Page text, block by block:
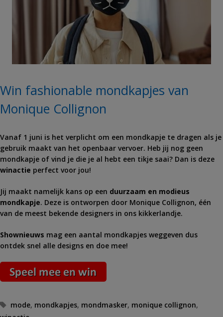
Win fashionable mondkapjes van
Monique Collignon
Vanaf 1 juni is het verplicht om een mondkapje te dragen als je
gebruik maakt van het openbaar vervoer. Heb jij nog geen
mondkapje of vind je die je al hebt een tikje saai? Dan is deze
winactie perfect voor jou!
Jij maakt namelijk kans op een duurzaam en modieus
mondkapje. Deze is ontworpen door Monique Collignon, één
van de meest bekende designers in ons kikkerlandje.
Shownieuws mag een aantal mondkapjes weggeven dus
ontdek snel alle designs en doe mee!
Tags
mode, mondkapjes, mondmasker, monique collignon,